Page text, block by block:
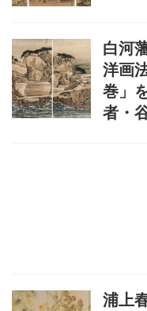
白河
洋画
巻」
者・
浦上